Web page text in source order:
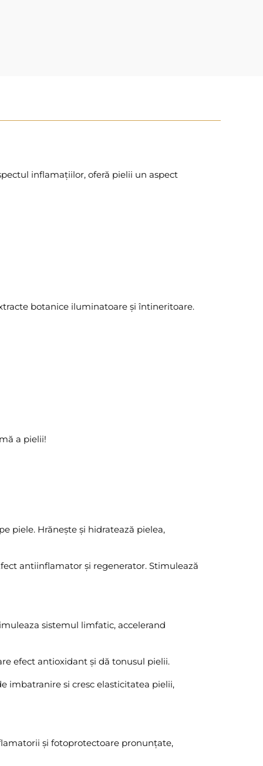
inflamațiilor, oferă pielii un aspect
botanice iluminatoare și întineritoare.
a pielii!
piele. Hrănește și hidratează pielea,
antiinflamator și regenerator. Stimulează
sistemul limfatic, accelerand
efect antioxidant și dă tonusul pielii.
imbatranire si cresc elasticitatea pielii,
și fotoprotectoare pronunțate,